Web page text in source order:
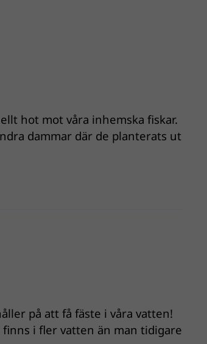
hot mot våra inhemska fiskar.
dammar där de planterats ut
på att få fäste i våra vatten!
finns i fler vatten än man tidigare